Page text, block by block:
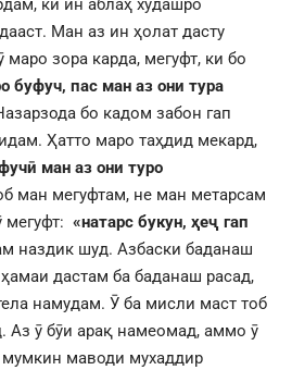
ки ин аблаҳ худашро
Ман аз ин ҳолат дасту
зора карда, мегуфт, ки бо
буфуч, пас ман аз они тура
бо кадом забон гап
Ҳатто маро таҳдид мекард,
ман аз они туро
ман мегуфтам, не ман метарсам
мегуфт: «натарс букун, ҳеҷ гап
наздик шуд. Азбаски баданаш
дастам ба баданаш расад,
намудам. Ӯ ба мисли маст тоб
Аз ӯ бӯи арақ намеомад, аммо ӯ
мумкин маводи мухаддир